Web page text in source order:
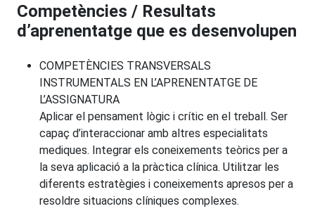
Competències / Resultats
d’aprenentatge que es desenvolupen
COMPETÈNCIES TRANSVERSALS
INSTRUMENTALS EN L’APRENENTATGE DE
L’ASSIGNATURA
Aplicar el pensament lògic i crític en el treball. Ser
capaç d’interaccionar amb altres especialitats
mediques. Integrar els coneixements teòrics per a
la seva aplicació a la pràctica clínica. Utilitzar les
diferents estratègies i coneixements apresos per a
resoldre situacions clíniques complexes.